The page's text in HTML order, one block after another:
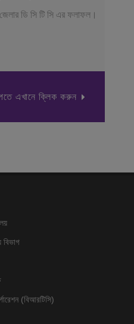
ডি সি টি সি এর ফলাফল।
এখানে ক্লিক করুন
(বিআরটিসি)